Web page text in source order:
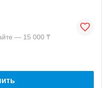
— 15 000 ₸